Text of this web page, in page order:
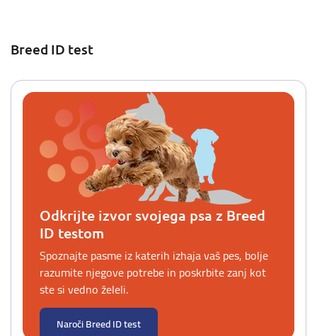
Breed ID test
Odkrijte izvor svojega psa z Breed
ID testom
Spoznajte pasme iz katerih izhaja vaš pes, bolje
razumite njegove potrebe in poskrbite zanj kot
ste si vedno želeli.
Naroči Breed ID test